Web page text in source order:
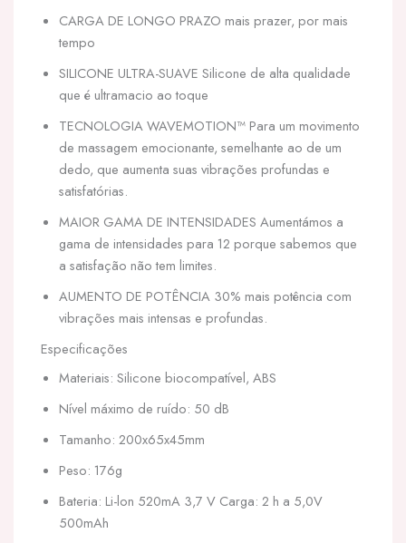
CARGA DE LONGO PRAZO mais prazer, por mais
tempo
SILICONE ULTRA-SUAVE Silicone de alta qualidade
que é ultramacio ao toque
TECNOLOGIA WAVEMOTION™ Para um movimento
de massagem emocionante, semelhante ao de um
dedo, que aumenta suas vibrações profundas e
satisfatórias.
MAIOR GAMA DE INTENSIDADES Aumentámos a
gama de intensidades para 12 porque sabemos que
a satisfação não tem limites.
AUMENTO DE POTÊNCIA 30% mais potência com
vibrações mais intensas e profundas.
Especificações
Materiais: Silicone biocompatível, ABS
Nível máximo de ruído: 50 dB
Tamanho: 200x65x45mm
Peso: 176g
Bateria: Li-lon 520mA 3,7 V Carga: 2 h a 5,0V
500mAh